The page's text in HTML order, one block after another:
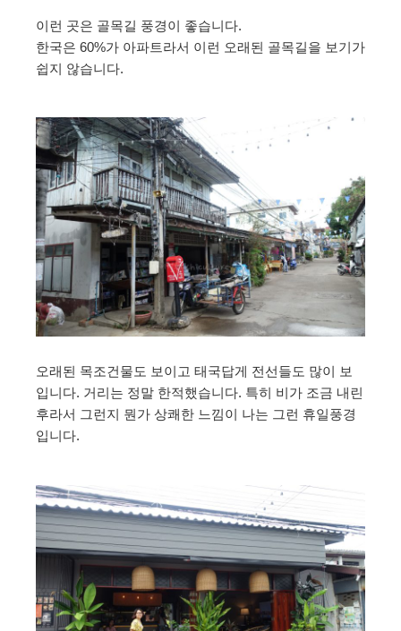
이런 곳은 골목길 풍경이 좋습니다.
한국은 60%가 아파트라서 이런 오래된 골목길을 보기가
쉽지 않습니다.
오래된 목조건물도 보이고 태국답게 전선들도 많이 보
입니다. 거리는 정말 한적했습니다. 특히 비가 조금 내린
후라서 그런지 뭔가 상쾌한 느낌이 나는 그런 휴일풍경
입니다.